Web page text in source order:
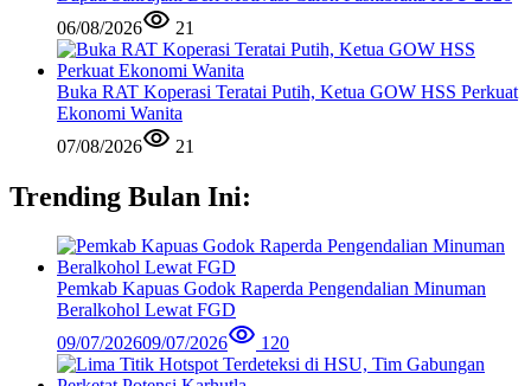
06/08/2026
21
Buka RAT Koperasi Teratai Putih, Ketua GOW HSS Perkuat
Ekonomi Wanita
07/08/2026
21
Trending Bulan Ini:
Pemkab Kapuas Godok Raperda Pengendalian Minuman
Beralkohol Lewat FGD
09/07/202609/07/2026 120